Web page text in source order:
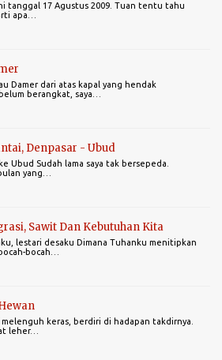
tanggal 17 Agustus 2009. Tuan tentu tahu
apa…
Damer dari atas kapal yang hendak
berangkat, saya…
Denpasar - Ubud
Ubud Sudah lama saya tak bersepeda.
yang…
Sawit Dan Kebutuhan Kita
lestari desaku Dimana Tuhanku menitipkan
bocah…
melenguh keras, berdiri di hadapan takdirnya.
leher…